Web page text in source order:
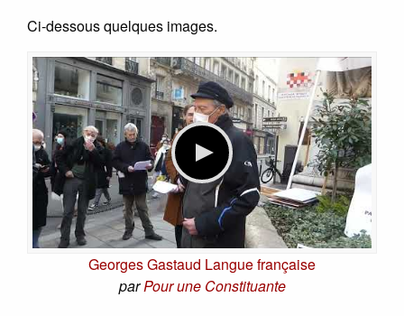
Ci-dessous quelques images.
Georges Gastaud Langue française
parPour une Constituante